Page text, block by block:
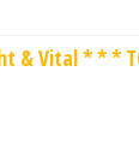
& Vital * * *